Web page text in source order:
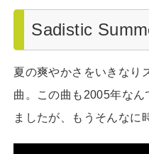
Sadistic
夏の爽やかさをいきなり
曲。この曲も2005年なん
ましたが、もうそんなに